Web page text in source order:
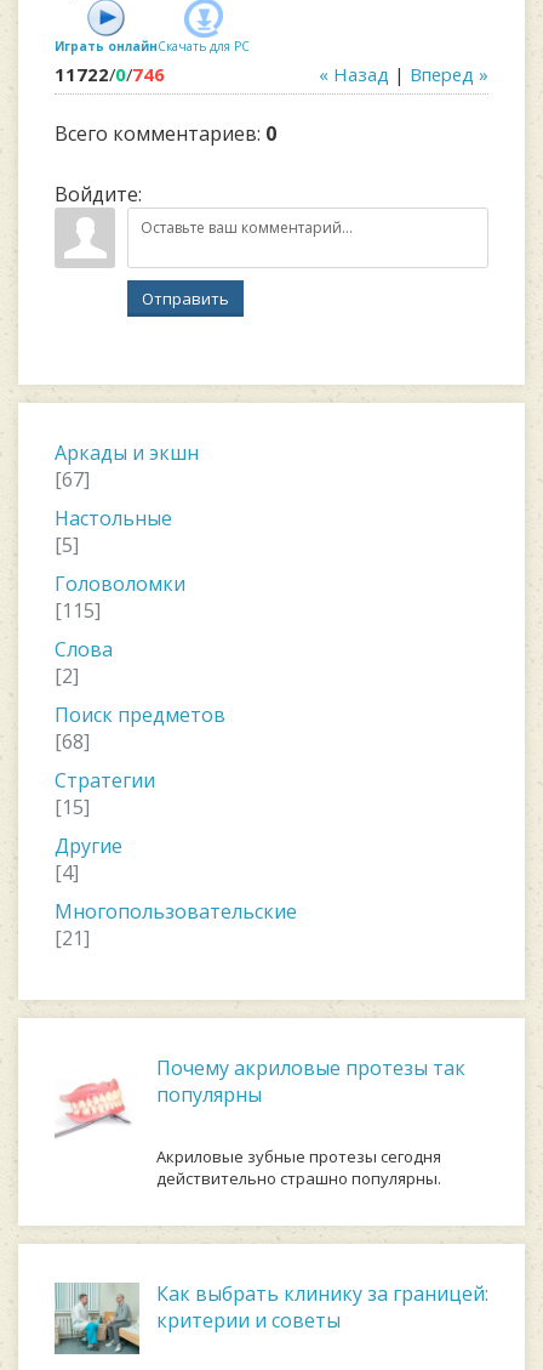
Играть онлайнСкачать для PC
« Назад | Вперед »
11722/0/746
Всего комментариев: 0
Войдите:
Отправить
Аркады и экшн
[67]
Настольные
[5]
Головоломки
[115]
Слова
[2]
Поиск предметов
[68]
Стратегии
[15]
Другие
[4]
Многопользовательские
[21]
Почему акриловые протезы так
популярны
Акриловые зубные протезы сегодня
действительно страшно популярны.
Как выбрать клинику за границей:
критерии и советы